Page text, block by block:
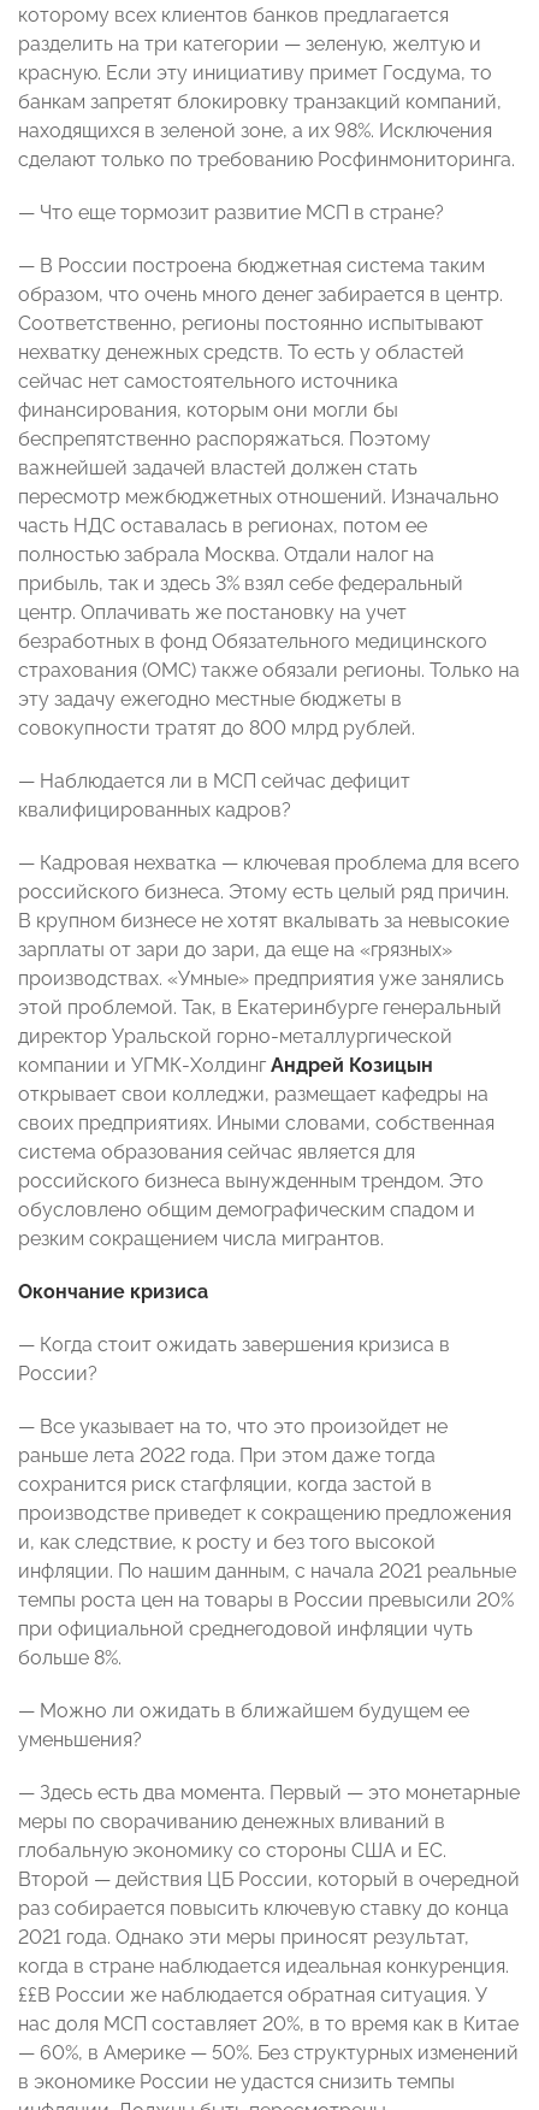
которому всех клиентов банков предлагается
разделить на три категории — зеленую, желтую и
красную. Если эту инициативу примет Госдума, то
банкам запретят блокировку транзакций компаний,
находящихся в зеленой зоне, а их 98%. Исключения
сделают только по требованию Росфинмониторинга.
— Что еще тормозит развитие МСП в стране?
— В России построена бюджетная система таким
образом, что очень много денег забирается в центр.
Соответственно, регионы постоянно испытывают
нехватку денежных средств. То есть у областей
сейчас нет самостоятельного источника
финансирования, которым они могли бы
беспрепятственно распоряжаться. Поэтому
важнейшей задачей властей должен стать
пересмотр межбюджетных отношений. Изначально
часть НДС оставалась в регионах, потом ее
полностью забрала Москва. Отдали налог на
прибыль, так и здесь 3% взял себе федеральный
центр. Оплачивать же постановку на учет
безработных в фонд Обязательного медицинского
страхования (ОМС) также обязали регионы. Только на
эту задачу ежегодно местные бюджеты в
совокупности тратят до 800 млрд рублей.
— Наблюдается ли в МСП сейчас дефицит
квалифицированных кадров?
— Кадровая нехватка — ключевая проблема для всего
российского бизнеса. Этому есть целый ряд причин.
В крупном бизнесе не хотят вкалывать за невысокие
зарплаты от зари до зари, да еще на «грязных»
производствах. «Умные» предприятия уже занялись
этой проблемой. Так, в Екатеринбурге генеральный
директор Уральской горно-металлургической
компании и УГМК-Холдинг Андрей Козицын
открывает свои колледжи, размещает кафедры на
своих предприятиях. Иными словами, собственная
система образования сейчас является для
российского бизнеса вынужденным трендом. Это
обусловлено общим демографическим спадом и
резким сокращением числа мигрантов.
Окончание кризиса
— Когда стоит ожидать завершения кризиса в
России?
— Все указывает на то, что это произойдет не
раньше лета 2022 года. При этом даже тогда
сохранится риск стагфляции, когда застой в
производстве приведет к сокращению предложения
и, как следствие, к росту и без того высокой
инфляции. По нашим данным, с начала 2021 реальные
темпы роста цен на товары в России превысили 20%
при официальной среднегодовой инфляции чуть
больше 8%.
— Можно ли ожидать в ближайшем будущем ее
уменьшения?
— Здесь есть два момента. Первый — это монетарные
меры по сворачиванию денежных вливаний в
глобальную экономику со стороны США и ЕС.
Второй — действия ЦБ России, который в очередной
раз собирается повысить ключевую ставку до конца
2021 года. Однако эти меры приносят результат,
когда в стране наблюдается идеальная конкуренция.
££В России же наблюдается обратная ситуация. У
нас доля МСП составляет 20%, в то время как в Китае
— 60%, в Америке — 50%. Без структурных изменений
в экономике России не удастся снизить темпы